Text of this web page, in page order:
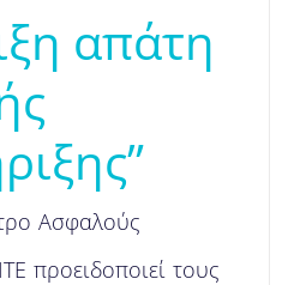
απάτη
Ασφαλούς
προειδοποιεί τους